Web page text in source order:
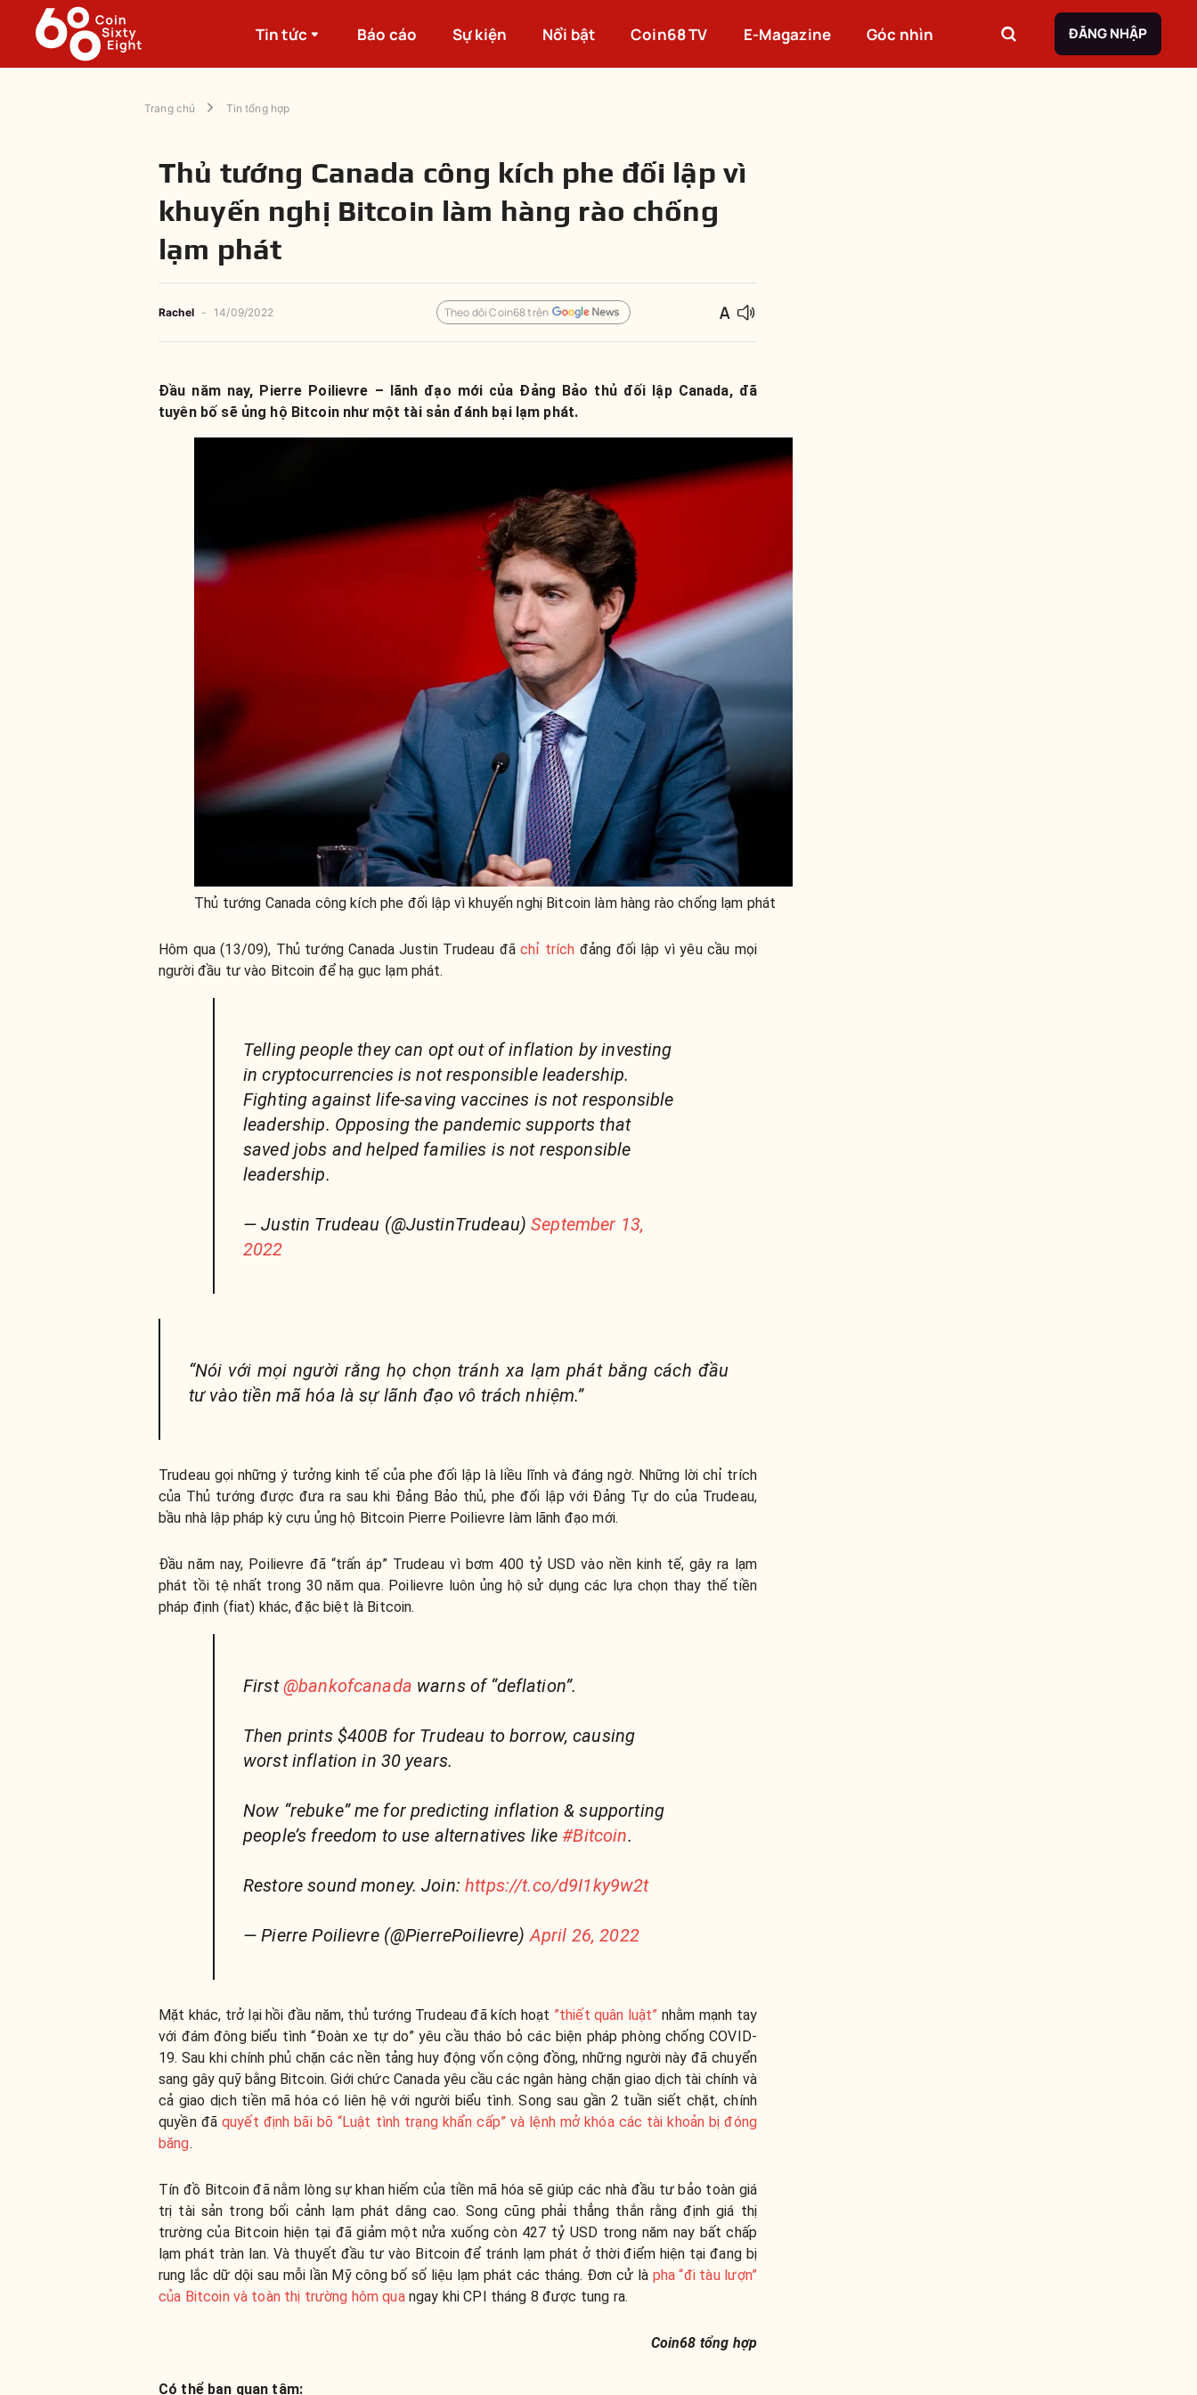
Tin tức Báo cáo Sự kiện Nổi bật Coin68 TV E-Magazine Góc nhìn ĐĂNG NHẬP
Trang chủ Tin tổng hợp
Thủ tướng Canada công kích phe đối lập vì
khuyến nghị Bitcoin làm hàng rào chống
lạm phát
Rachel - 14/09/2022 Theo dõi Coin68 trên
Đầu năm nay, Pierre Poilievre – lãnh đạo mới của Đảng Bảo thủ đối lập Canada, đã
tuyên bố sẽ ủng hộ Bitcoin như một tài sản đánh bại lạm phát.
Thủ tướng Canada công kích phe đối lập vì khuyến nghị Bitcoin làm hàng rào chống lạm phát
Hôm qua (13/09), Thủ tướng Canada Justin Trudeau đãchỉ trích đảng đối lập vì yêu cầu mọi
người đầu tư vào Bitcoin để hạ gục lạm phát.
Telling people they can opt out of inflation by investing
in cryptocurrencies is not responsible leadership.
Fighting against life-saving vaccines is not responsible
leadership. Opposing the pandemic supports that
saved jobs and helped families is not responsible
leadership.
— Justin Trudeau (@JustinTrudeau)September 13,
2022
“Nói với mọi người rằng họ chọn tránh xa lạm phát bằng cách đầu
tư vào tiền mã hóa là sự lãnh đạo vô trách nhiệm.”
Trudeau gọi những ý tưởng kinh tế của phe đối lập là liều lĩnh và đáng ngờ. Những lời chỉ trích
của Thủ tướng được đưa ra sau khi Đảng Bảo thủ, phe đối lập với Đảng Tự do của Trudeau,
bầu nhà lập pháp kỳ cựu ủng hộ Bitcoin Pierre Poilievre làm lãnh đạo mới.
Đầu năm nay, Poilievre đã “trấn áp” Trudeauvì bơm 400 tỷ USD vào nền kinh tế, gây ra lạm
phát tồi tệ nhất trong 30 năm qua. Poilievre luôn ủng hộ sử dụng các lựa chọn thay thế tiền
pháp định (fiat) khác, đặc biệt là Bitcoin.
First@bankofcanada warns of “deflation”.
Then prints $400B for Trudeau to borrow, causing
worst inflation in 30 years.
Now “rebuke” me for predicting inflation & supporting
people’s freedom to use alternatives like#Bitcoin.
Restore sound money. Join:https://t.co/d9I1ky9w2t
— Pierre Poilievre (@PierrePoilievre)April 26, 2022
Mặt khác, trở lại hồi đầu năm, thủ tướng Trudeau đã kích hoạt ”thiết quân luật” nhằm mạnh tay
với đám đông biểu tình “Đoàn xe tự do” yêu cầu tháo bỏ các biện pháp phòng chống COVID-
19.Sau khi chính phủ chặn các nền tảng huy động vốn cộng đồng, những người này đã chuyển
sang gây quỹ bằng Bitcoin. Giới chức Canada yêu cầu các ngân hàng chặn giao dịch tài chính và
cả giao dịch tiền mã hóa có liên hệ với người biểu tình. Song sau gần 2 tuần siết chặt, chính
quyền đã quyết định bãi bõ “Luật tình trạng khẩn cấp” và lệnh mở khóa các tài khoản bị đóng
băng.
Tín đồ Bitcoin đã nằm lòng sự khan hiếm của tiền mã hóa sẽ giúp các nhà đầu tư bảo toàn giá
trị tài sản trong bối cảnh lạm phát dâng cao. Song cũng phải thẳng thắn rằng định giá thị
trường của Bitcoin hiện tại đã giảm một nửa xuống còn 427 tỷ USD trong năm nay bất chấp
lạm phát tràn lan.Và thuyết đầu tư vào Bitcoin để tránh lạm phát ở thời điểm hiện tại đang bị
rung lắc dữ dội sau mỗi lần Mỹ công bố số liệu lạm phát các tháng. Đơn cử là pha “đi tàu lượn”
của Bitcoin và toàn thị trường hôm quangay khi CPI tháng 8 được tung ra.
Coin68 tổng hợp
Có thể bạn quan tâm: